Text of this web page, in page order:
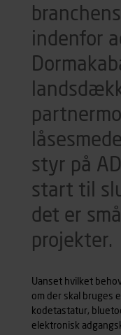
indenfor
styr på
start til
det er
projekter.
Uanset hvilket
om der skal bruges
kodetastatur,
elektronisk